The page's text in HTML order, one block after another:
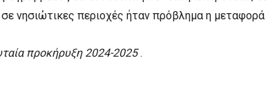
νησιώτικες περιοχές ήταν πρόβλημα η μεταφορά
προκήρυξη 2024-2025.